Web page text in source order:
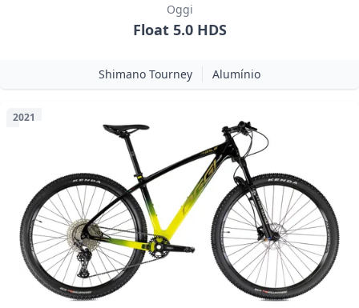
Oggi
Float 5.0 HDS
Shimano Tourney Alumínio
2021